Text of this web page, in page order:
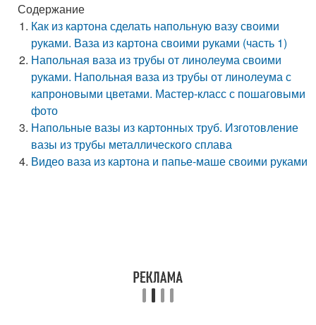
Содержание
Как из картона сделать напольную вазу своими
руками. Ваза из картона своими руками (часть 1)
Напольная ваза из трубы от линолеума своими
руками. Напольная ваза из трубы от линолеума с
капроновыми цветами. Мастер-класс с пошаговыми
фото
Напольные вазы из картонных труб. Изготовление
вазы из трубы металлического сплава
Видео ваза из картона и папье-маше своими руками